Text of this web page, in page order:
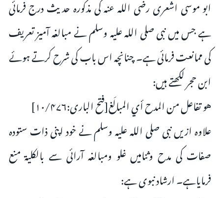
ابو موسى اشعرى رضی اللہ عنہ کى مذکورہ حدیث درج فرمائى
ہے جس میں نبى صلى اللہ علیہ وسلم نے مبالغہ آمیز تعریف
کى ممانعت فرمائى ہے۔ چنانچہ اس باب کى شرح کرتے ہوئے
ابن حجر لکھتے ہیں:
هو تفاعل من المدح أي المبالَغ[فتح البارى:۱۰/۴۷۶]
علاوہ ازیں نبى صلى اللہ علیہ وسلم نے خود اپنى ذات ستودہ
صفات کى مدح وثنامیں غلو ومبالغہ آرائى سے بالکلیۃ منع
فرمایاہے۔ ارشاد نبوى ہے: